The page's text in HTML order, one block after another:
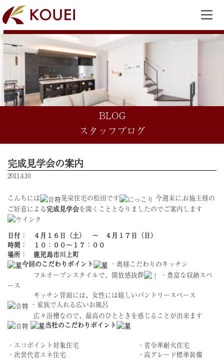
BLOG
スタッフブログ
完成見学会の案内
2011.4.10
こんちには 晃栄住宅の松田です
今週末に,お施主様の
ご好意による完成見学会を開くこととなりましたのでご案内します
日付： ４月１６日（土） 〜 ４月１７日（日）
時間： １０：００〜１７：００
場所： 鹿児島市川上町
今回のこだわりポイント
・奥様こだわりのキッチン
フルオープンスタイルで、開放感抜群
・豊富な収納スペ
ース
キッチン背面には、女性には嬉しいパントリースペース
・家族で入れる広いお風呂
広々浴槽なので、最高のひとときを感じることが出来ます
当社のこだわりポイント
・エコポイント対象住宅 ・省令準耐火住宅
・次世代省エネ住宅 ・高グレード標準装備